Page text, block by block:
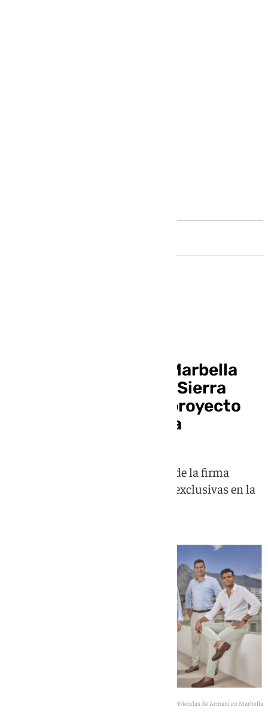
Armani apuesta por Marbella
con Nadal, Matutes y Sierra
Blanca en su primer proyecto
residencial en España
Las primeras branded residences de la firma
italiana contará con 33 viviendas exclusivas en la
Montaje de las futuras viviendas de Armani en Marbella